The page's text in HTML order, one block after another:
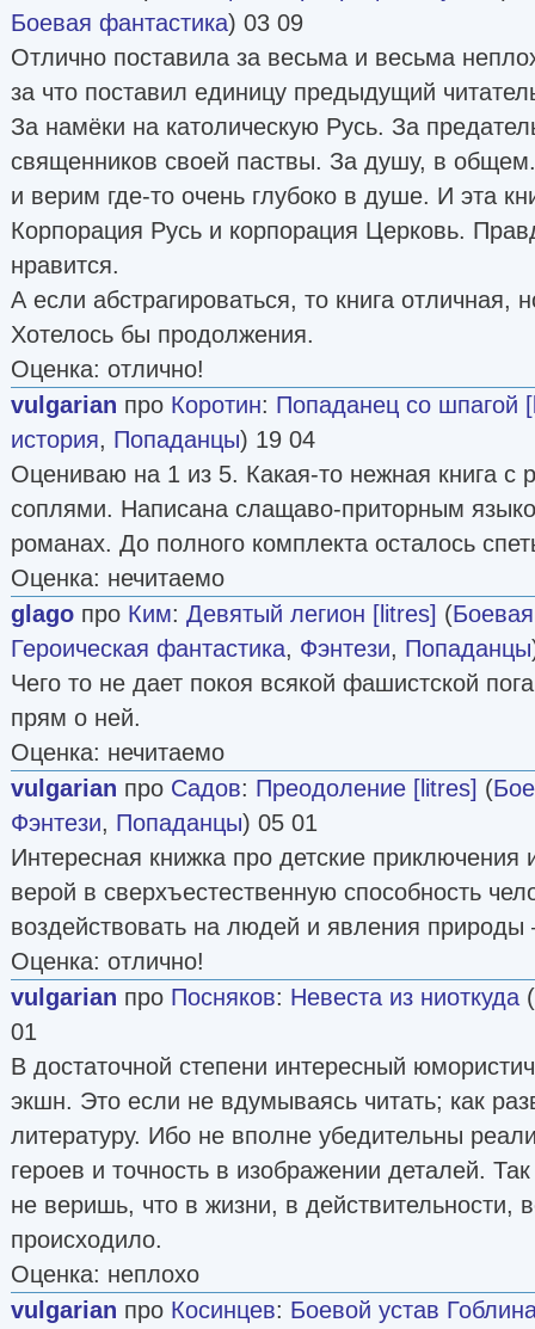
Боевая фантастика) 03 09
Отлично поставила за весьма и весьма
за что поставил единицу предыдущий
За намёки на католическую Русь. За
священников своей паствы. За душу, в
и верим где-то очень глубоко в душе. И эта
Корпорация Русь и корпорация Церковь.
нравится.
А если абстрагироваться, то книга отличная,
Хотелось бы продолжения.
Оценка: отлично!
vulgarian про Коротин: Попаданец со шпагой
история, Попаданцы) 19 04
Оцениваю на 1 из 5. Какая-то нежная книга с
соплями. Написана слащаво-приторным
романах. До полного комплекта осталось
Оценка: нечитаемо
glago про Ким: Девятый легион [litres] (
Героическая фантастика, Фэнтези, Попаданцы
Чего то не дает покоя всякой фашистской
прям о ней.
Оценка: нечитаемо
vulgarian про Садов: Преодоление [litres] (
Фэнтези, Попаданцы) 05 01
Интересная книжка про детские
верой в сверхъестественную способность
воздействовать на людей и явления природы
Оценка: отлично!
vulgarian про Посняков: Невеста из ниоткуда (
01
В достаточной степени интересный
экшн. Это если не вдумываясь читать; как
литературу. Ибо не вполне убедительны
героев и точность в изображении деталей.
не веришь, что в жизни, в действительности,
происходило.
Оценка: неплохо
vulgarian про Косинцев: Боевой устав